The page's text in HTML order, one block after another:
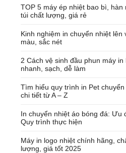
TOP 5 máy ép nhiệt bao bì, hàn
túi chất lượng, giá rẻ
Kinh nghiệm in chuyển nhiệt lên
màu, sắc nét
2 Cách vệ sinh đầu phun máy in
nhanh, sạch, dễ làm
Tìm hiểu quy trình in Pet chuyển
chi tiết từ A – Z
In chuyển nhiệt áo bóng đá: Ưu
Quy trình thực hiện
Máy in logo nhiệt chính hãng,
lượng, giá tốt 2025